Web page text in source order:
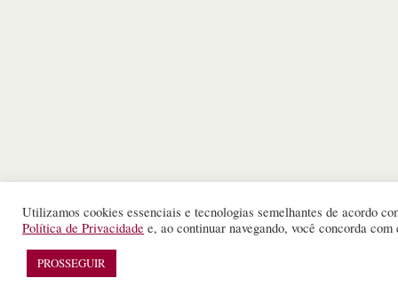
Utilizamos cookies essenciais e tecnologias semelhantes de acordo
Política de Privacidade e, ao continuar navegando, você concorda com
PROSSEGUIR